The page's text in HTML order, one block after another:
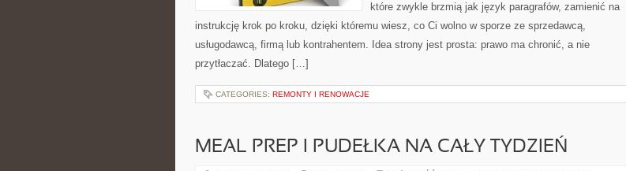
które zwykle brzmią jak język paragrafów, zamienić na
instrukcję krok po kroku, dzięki któremu wiesz, co Ci wolno w sporze ze sprzedawcą,
usługodawcą, firmą lub kontrahentem. Idea strony jest prosta: prawo ma chronić, a nie
przytłaczać. Dlatego […]
CATEGORIES: REMONTY I RENOWACJE
MEAL PREP I PUDEŁKA NA CAŁY TYDZIEŃ